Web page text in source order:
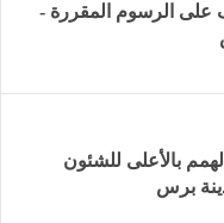
العامة 2026، تعرف على الرسوم المقررة -
بالأعلى للشئون
برس